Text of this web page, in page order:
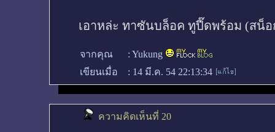
เอาหล่ะ ทาซันบล็อค ทูปี๊ดพร้อม (สน็
จากคุณ : Yukung
เขียนเมื่อ
: 14 มี.ค. 54 22:13:34
ความคิดเห็นที่ 20